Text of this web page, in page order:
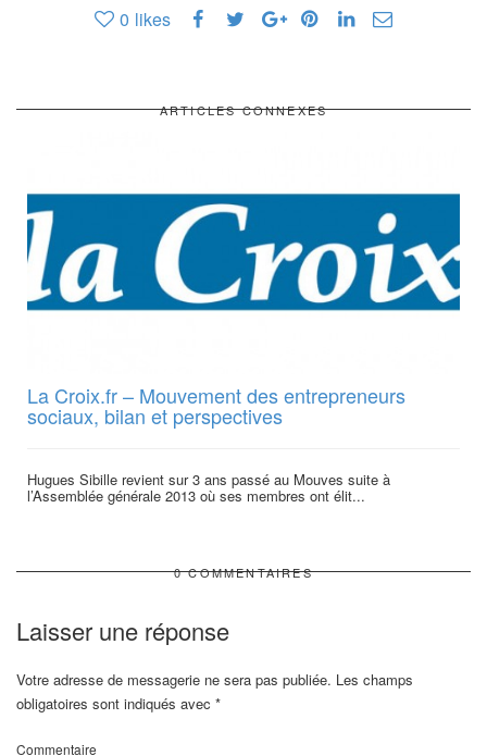
0 likes
ARTICLES CONNEXES
La Croix.fr – Mouvement des entrepreneurs
sociaux, bilan et perspectives
Hugues Sibille revient sur 3 ans passé au Mouves suite à
l’Assemblée générale 2013 où ses membres ont élit...
0 COMMENTAIRES
Laisser une réponse
Votre adresse de messagerie ne sera pas publiée. Les champs
obligatoires sont indiqués avec *
Commentaire